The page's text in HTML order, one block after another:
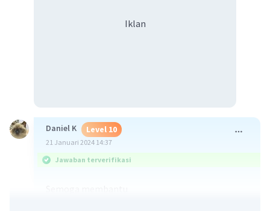
Iklan
Daniel K Level 10
21 Januari 2024 14:37
Jawaban terverifikasi